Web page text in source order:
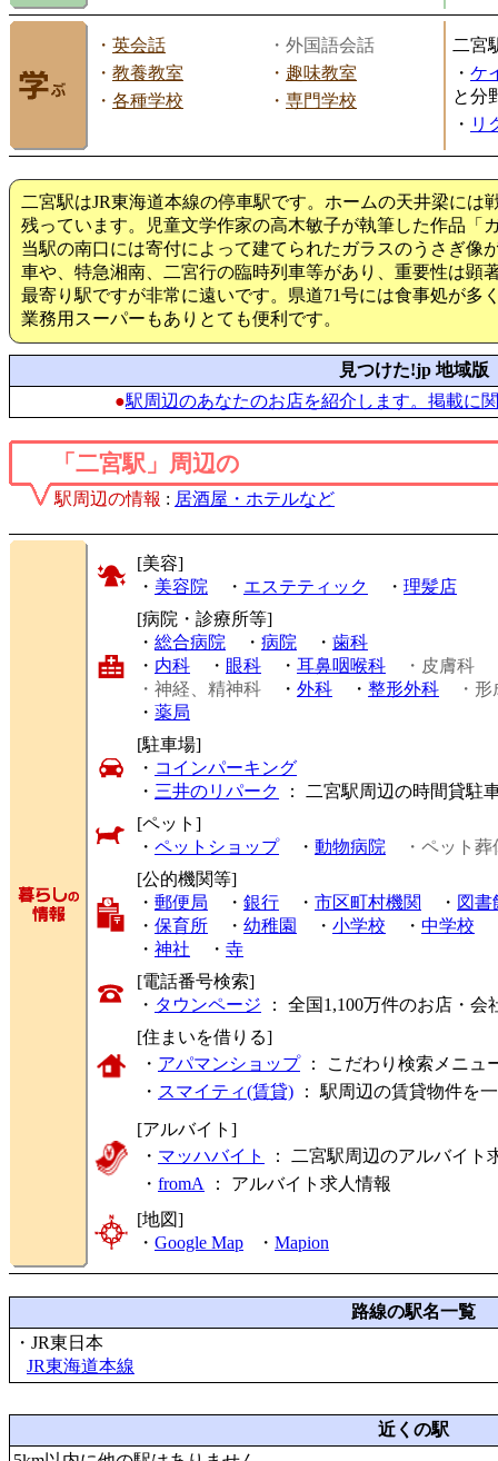
・ 英会話
・外国語会話
・ 教養教室 ・ 趣味教室
・ 各種学校 ・ 専門学校
二宮
・ ケ
と分
・ リ
二宮駅はJR東海道本線の停車駅です。ホームの天井梁には
残っています。児童文学作家の高木敏子が執筆した作品「
当駅の南口には寄付によって建てられたガラスのうさぎ像
車や、特急湘南、二宮行の臨時列車等があり、重要性は顕
最寄り駅ですが非常に遠いです。県道71号には食事処が多
業務用スーパーもありとても便利です。
見つけた!jp 地域版
●駅周辺のあなたのお店を紹介します。掲載に
「二宮駅」周辺の
駅周辺の情報 : 居酒屋・ホテルなど
[美容]
・ 美容院 ・ エステティック ・ 理髪店
[病院・診療所等]
・ 総合病院 ・ 病院 ・ 歯科
・ 内科 ・ 眼科 ・ 耳鼻咽喉科 ・皮膚科
・神経、精神科 ・ 外科 ・ 整形外科
・
・ 薬局
[駐車場]
・ コインパーキング
・ 三井のリパーク
： 二宮駅周辺の時間貸駐
[ペット]
・ ペットショップ・ 動物病院
・ペット葬
[公的機関等]
・ 郵便局 ・ 銀行 ・ 市区町村機関 ・ 図書
・ 保育所 ・ 幼稚園 ・ 小学校 ・ 中学校
・ 神社 ・ 寺
[電話番号検索]
・ タウンページ ： 全国1,100万件のお店・
[住まいを借りる]
・ アパマンショップ： こだわり検索メニュ
・ スマイティ(賃貸) ： 駅周辺の賃貸物件を
[アルバイト]
・ マッハバイト
： 二宮駅周辺のアルバイト
・ fromA ： アルバイト求人情報
[地図]
・ Google Map ・ Mapion
路線の駅名一覧
・JR東日本
JR東海道本線
近くの駅